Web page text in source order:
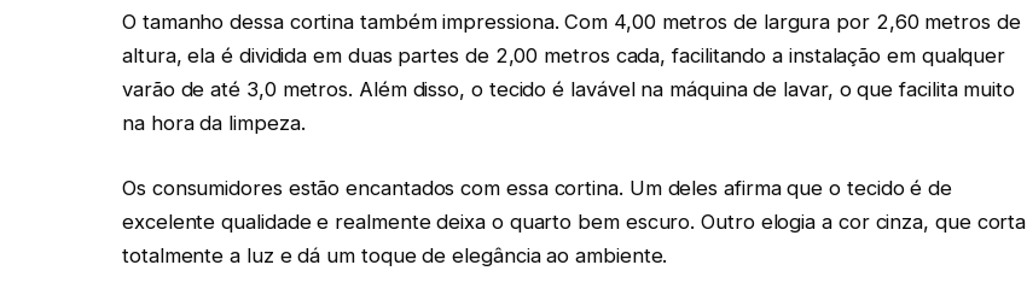
O tamanho dessa cortina também impressiona. Com 4,00 metros de largura por 2,60 metros de
altura, ela é dividida em duas partes de 2,00 metros cada, facilitando a instalação em qualquer
varão de até 3,0 metros. Além disso, o tecido é lavável na máquina de lavar, o que facilita muito
na hora da limpeza.
Os consumidores estão encantados com essa cortina. Um deles afirma que o tecido é de
excelente qualidade e realmente deixa o quarto bem escuro. Outro elogia a cor cinza, que corta
totalmente a luz e dá um toque de elegância ao ambiente.